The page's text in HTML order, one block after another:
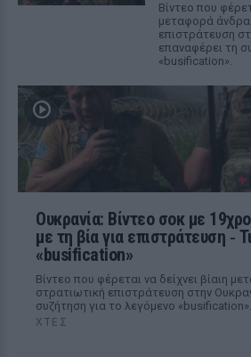
Βίντεο που
μεταφορά άνδρα
επιστράτευση
επαναφέρει τη
«busification».
Ουκρανία: Βίντεο σοκ με
με τη βία για επιστράτευση ‑
«busification»
Βίντεο που φέρεται να δείχνει βίαιη
στρατιωτική επιστράτευση στην
συζήτηση για το λεγόμενο «busification».
ΧΤΕΣ